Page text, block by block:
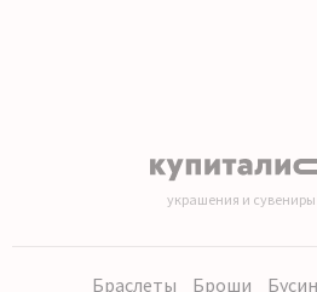
украшения и
Браслеты Броши